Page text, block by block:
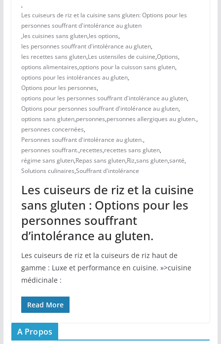
,
Les cuiseurs de riz et la cuisine sans gluten: Options pour les
personnes souffrant d'intolérance au gluten
,les cuisines sans gluten,les options,
les personnes souffrant d'intolérance au gluten,
les recettes sans gluten,Les ustensiles de cuisine,Options,
options alimentaires,options pour la cuisson sans gluten,
options pour les intolérances au gluten,
Options pour les personnes,
options pour les personnes souffrant d'intolérance au gluten,
Options pour personnes souffrant d'intolérance au gluten,
options sans gluten,personnes,personnes allergiques au gluten.,
personnes concernées,
Personnes souffrant d'intolérance au gluten.,
personnes souffrant.,recettes,recettes sans gluten,
régime sans gluten,Repas sans gluten,Riz,sans gluten,santé,
Solutions culinaires,Souffrant d'intolérance
Les cuiseurs de riz et la cuisine
sans gluten : Options pour les
personnes souffrant
d’intolérance au gluten.
Les cuiseurs de riz et la cuiseurs de riz haut de
gamme : Luxe et performance en cuisine. »>cuisine
médicinale :
Read More
A Propos